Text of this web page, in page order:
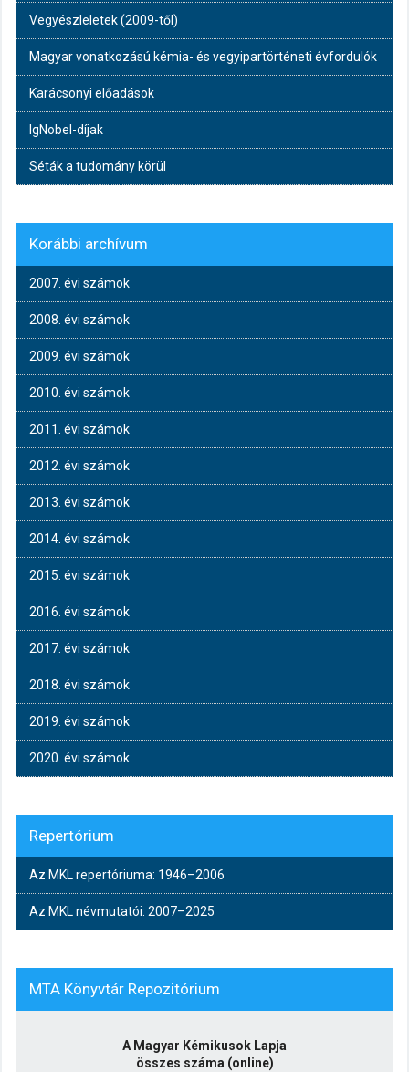
Vegyészleletek (2009-től)
Magyar vonatkozású kémia- és vegyipartörténeti évfordulók
Karácsonyi előadások
IgNobel-díjak
Séták a tudomány körül
Korábbi archívum
2007. évi számok
2008. évi számok
2009. évi számok
2010. évi számok
2011. évi számok
2012. évi számok
2013. évi számok
2014. évi számok
2015. évi számok
2016. évi számok
2017. évi számok
2018. évi számok
2019. évi számok
2020. évi számok
Repertórium
Az MKL repertóriuma: 1946–2006
Az MKL névmutatói: 2007–2025
MTA Könyvtár Repozitórium
A Magyar Kémikusok Lapja
összes száma (online)